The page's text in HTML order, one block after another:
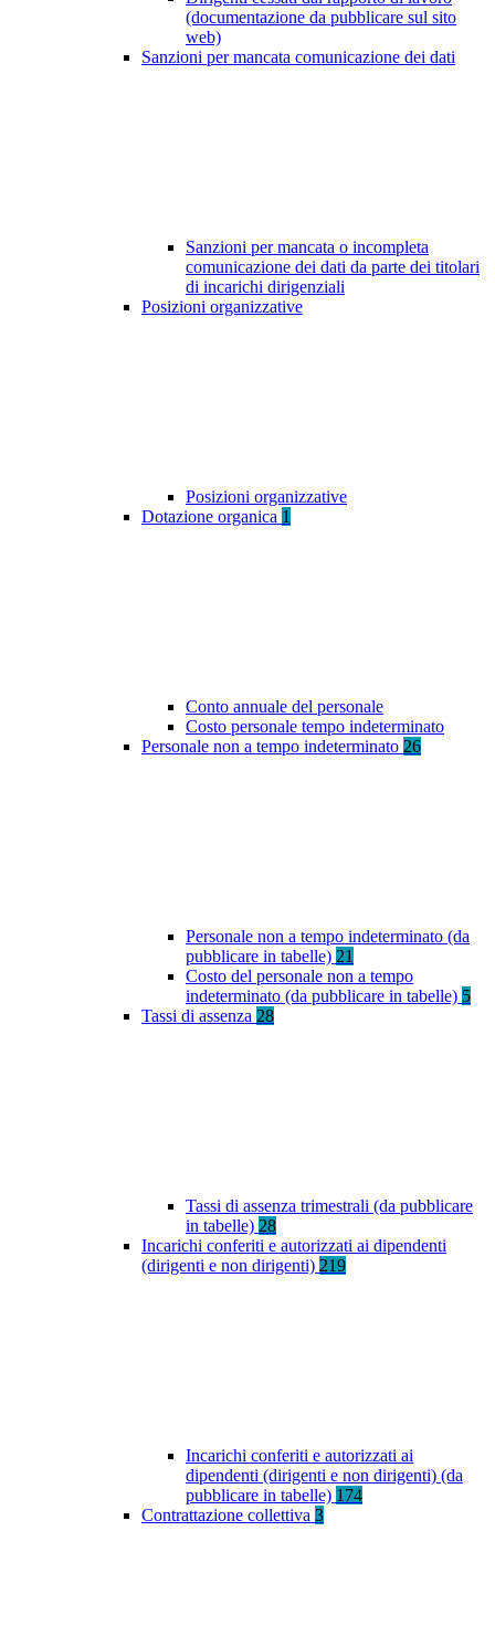
(documentazione da pubblicare sul sito
web)
Sanzioni per mancata comunicazione dei dati
Sanzioni per mancata o incompleta
comunicazione dei dati da parte dei titolari
di incarichi dirigenziali
Posizioni organizzative
Posizioni organizzative
Dotazione organica 1
Conto annuale del personale
Costo personale tempo indeterminato
Personale non a tempo indeterminato 26
Personale non a tempo indeterminato (da
pubblicare in tabelle) 21
Costo del personale non a tempo
indeterminato (da pubblicare in tabelle) 5
Tassi di assenza 28
Tassi di assenza trimestrali (da pubblicare
in tabelle) 28
Incarichi conferiti e autorizzati ai dipendenti
(dirigenti e non dirigenti) 219
Incarichi conferiti e autorizzati ai
dipendenti (dirigenti e non dirigenti) (da
pubblicare in tabelle) 174
Contrattazione collettiva 3